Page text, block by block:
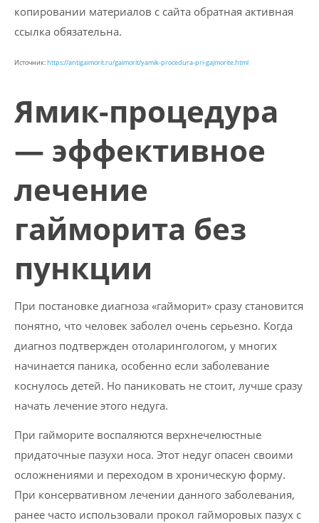
копировании материалов с сайта обратная активная
ссылка обязательна.
Источник:https://antigaimorit.ru/gaimorit/yamik-procedura-pri-gajmorite.html
Ямик-процедура
— эффективное
лечение
гайморита без
пункции
При постановке диагноза «гайморит» сразу становится
понятно, что человек заболел очень серьезно. Когда
диагноз подтвержден отоларингологом, у многих
начинается паника, особенно если заболевание
коснулось детей. Но паниковать не стоит, лучше сразу
начать лечение этого недуга.
При гайморите воспаляются верхнечелюстные
придаточные пазухи носа. Этот недуг опасен своими
осложнениями и переходом в хроническую форму.
При консервативном лечении данного заболевания,
ранее часто использовали прокол гайморовых пазух с